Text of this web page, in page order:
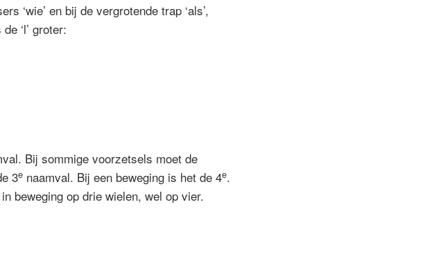
‘wie’ en bij de vergrotende trap ‘als’,
‘l’ groter:
Bij sommige voorzetsels moet de
3e naamval. Bij een beweging is het de 4e.
beweging op drie wielen, wel op vier.